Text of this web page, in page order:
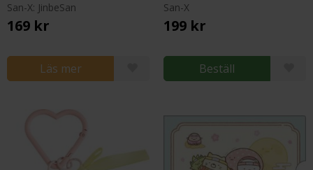
San-X: JinbeSan
169 kr
Läs mer
San-X
199 kr
Beställ